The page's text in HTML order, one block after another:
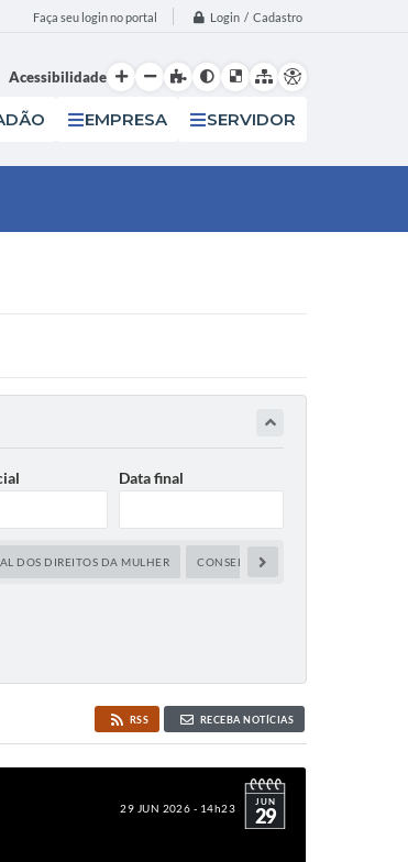
Faça seu login no portal Login / Cadastro
Acessibilidade
EMPRESA SERVIDOR
Data final
DOS DIREITOS DA MULHER CONSELHO TUTELAR
RSS RECEBA NOTÍCIAS
29 JUN 2026 - 14h23 JUN
29